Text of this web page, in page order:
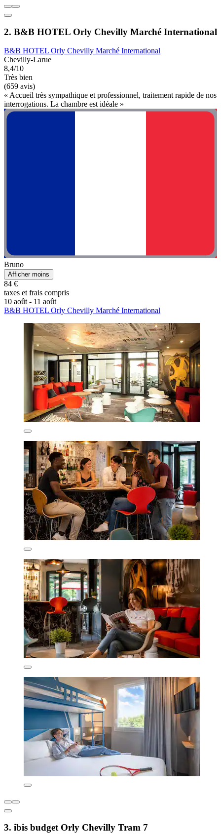
2. B&B HOTEL Orly Chevilly Marché International
B&B HOTEL Orly Chevilly Marché International
Chevilly-Larue
8,4/10
Très bien
(659 avis)
« Accueil très sympathique et professionnel, traitement rapide de nos
interrogations. La chambre est idéale »
Bruno
Afficher moins
84 €
taxes et frais compris
10 août - 11 août
B&B HOTEL Orly Chevilly Marché International
3. ibis budget Orly Chevilly Tram 7